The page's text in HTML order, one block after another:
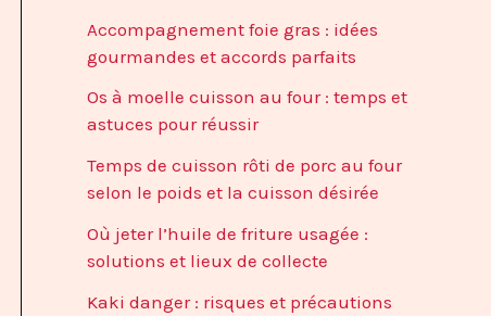
Accompagnement foie gras : idées
gourmandes et accords parfaits
Os à moelle cuisson au four : temps et
astuces pour réussir
Temps de cuisson rôti de porc au four
selon le poids et la cuisson désirée
Où jeter l’huile de friture usagée :
solutions et lieux de collecte
Kaki danger : risques et précautions